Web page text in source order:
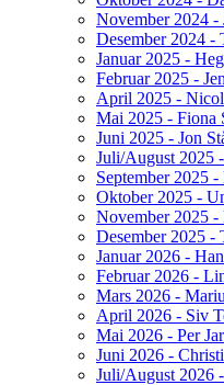
November 2024 -
Desember 2024
Januar 2025 -
Februar 2025 -
April 2025 -
Mai 2025 - Fiona
Juni 2025 - Jon
Juli/August 2025
September 2025
Oktober 2025 -
November 2025 -
Desember 2025 -
Januar 2026 -
Februar 2026 -
Mars 2026 -
April 2026 - Siv
Mai 2026 - Per
Juni 2026 -
Juli/August 2026